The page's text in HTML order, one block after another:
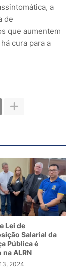
a
de
que aumentem
cura para a
Lei de
Salarial da
Pública é
ALRN
2024